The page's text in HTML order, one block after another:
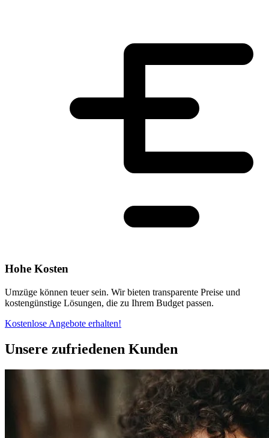
Hohe Kosten
Umzüge können teuer sein. Wir bieten transparente Preise und
kostengünstige Lösungen, die zu Ihrem Budget passen.
Kostenlose Angebote erhalten!
Unsere zufriedenen Kunden